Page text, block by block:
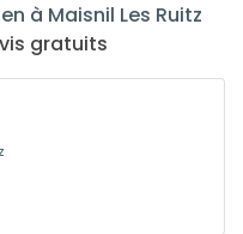
à Maisnil Les Ruitz
gratuits